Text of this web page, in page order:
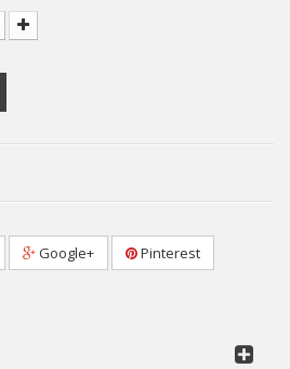
Google+ Pinterest